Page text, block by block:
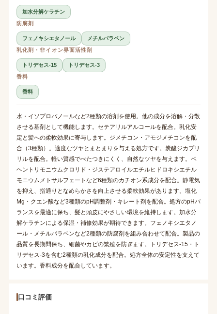
加水分解ケラチン
防腐剤
フェノキシエタノール
メチルパラベン
乳化剤・非イオン界面活性剤
トリデセス-15
トリデセス-3
香料
香料
水・イソプロパノールなど2種類の溶剤を使用。他の成分を溶解・分散
させる基剤として機能します。セテアリルアルコールを配合。乳化安
定と髪への柔軟効果に寄与します。ジメチコン・アモジメチコンを配
合（3種類）。適度なツヤとまとまりを与える処方です。炭酸ジカプリ
リルを配合。軽い質感でべたつきにくく、自然なツヤを与えます。ベ
ヘントリモニウムクロリド・ジステアロイルエチルヒドロキシエチル
モニウムメトサルフェートなど6種類のカチオン系成分を配合。静電気
を抑え、指通りとなめらかさを向上させる柔軟効果があります。塩化
Mg・クエン酸など3種類のpH調整剤・キレート剤を配合。処方のpHバ
ランスを最適に保ち、髪と頭皮にやさしい環境を維持します。加水分
解ケラチンによる保湿・補修効果が期待できます。フェノキシエタノ
ール・メチルパラベンなど2種類の防腐剤を組み合わせて配合。製品の
品質を長期間保ち、細菌やカビの繁殖を防ぎます。トリデセス-15・ト
リデセス-3を含む2種類の乳化成分を配合。処方全体の安定性を支えて
います。香料成分を配合しています。
口コミ評価